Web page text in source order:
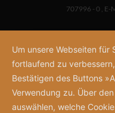
707996 - 0 , E-
Um unsere Webseiten für
fortlaufend zu
Bestätigen des Buttons
Verwendung zu. Über
auswählen, welche